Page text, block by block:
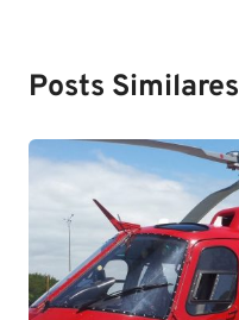
Posts Similares